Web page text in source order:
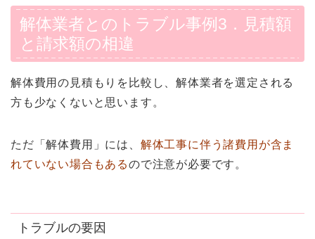
解体業者とのトラブル事例3．見積額
と請求額の相違
解体費用の見積もりを比較し、解体業者を選定される
方も少なくないと思います。
ただ「解体費用」には、 解体工事に伴う諸費用が含ま
れていない場合もあるので注意が必要です。
トラブルの要因